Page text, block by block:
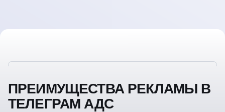
ПРЕИМУЩЕСТВА РЕКЛАМЫ В
ТЕЛЕГРАМ АДС